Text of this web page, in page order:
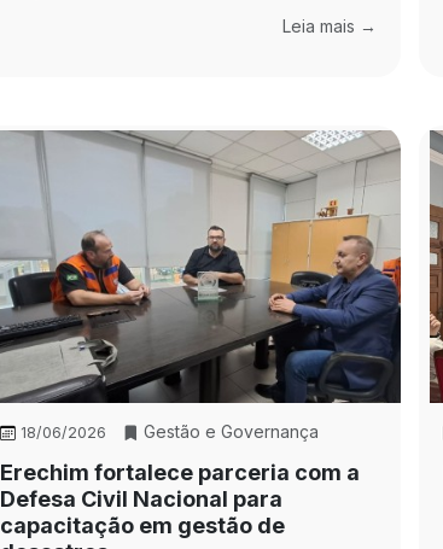
Leia mais →
18/06/2026 Gestão e Governança
Erechim fortalece parceria com a
Defesa Civil Nacional para
capacitação em gestão de